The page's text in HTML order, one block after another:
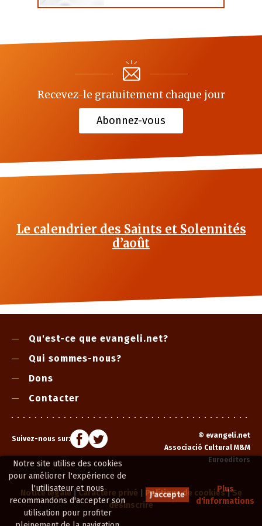
Notre site utilise des cookies
pour améliorer l'expérience de
l'utilisateur et nous
recommandons d'accepter son
utilisation pour profiter
J'accepte
Plus
d'informations
Recevez-le gratuitement chaque jour
Abonnez-vous
Le calendrier des Saints et Solennités
d’août
Qu'est-ce que evangeli.net?
Qui sommes-nous?
Dons
Contacter
Suivez-nous sur: © evangeli.net
Associació Cultural M&M
Euroeditors
Notice légale|Caractère privé Politique de cookies|Se
désinscrire